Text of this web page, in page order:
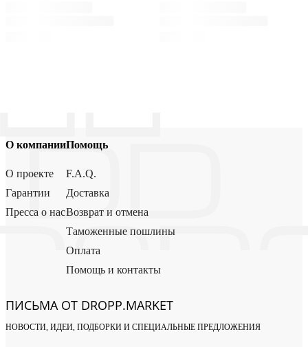
О компании
О проекте
Гарантии
Пресса о нас
Помощь
F.A.Q.
Доставка
Возврат и отмена
Таможенные пошлины
Оплата
Помощь и контакты
ПИСЬМА ОТ DROPP.MARKET
НОВОСТИ, ИДЕИ, ПОДБОРКИ И СПЕЦИАЛЬНЫЕ ПРЕДЛОЖЕНИЯ